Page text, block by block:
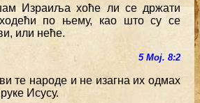
Израиља хоће ли се држати
по њему, као што су се
или неће.
5 Мој. 8:2
те народе и не изагна их одмах
Исусу.